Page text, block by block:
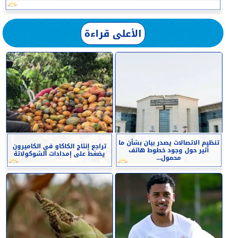
الأعلى قراءة
تنظيم الاتصالات يصدر بيان بشأن ما
أثير حول وجود خطوط هاتف
محمول...
تراجع إنتاج الكاكاو في الكاميرون
يضغط على إمدادات الشوكولاتة